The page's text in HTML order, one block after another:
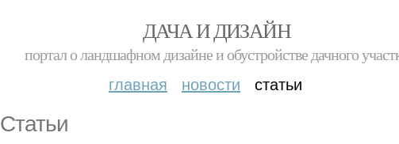
ДАЧА И ДИЗАЙН
портал о ландшафном дизайне и обустройстве дачного
главная новости статьи
Статьи